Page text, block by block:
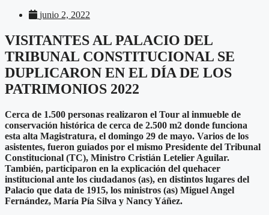
junio 2, 2022
VISITANTES AL PALACIO DEL
TRIBUNAL CONSTITUCIONAL SE
DUPLICARON EN EL DÍA DE LOS
PATRIMONIOS 2022
Cerca de 1.500 personas realizaron el Tour al inmueble de
conservación histórica de cerca de 2.500 m2 donde funciona
esta alta Magistratura, el domingo 29 de mayo. Varios de los
asistentes, fueron guiados por el mismo Presidente del Tribunal
Constitucional (TC), Ministro Cristián Letelier Aguilar.
También, participaron en la explicación del quehacer
institucional ante los ciudadanos (as), en distintos lugares del
Palacio que data de 1915, los ministros (as) Miguel Angel
Fernández, María Pía Silva y Nancy Yáñez.